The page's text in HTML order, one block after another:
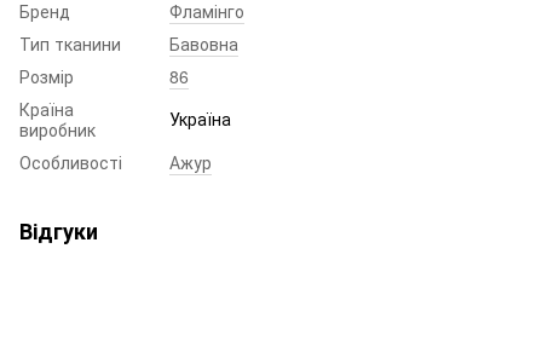
Бренд
Фламінго
Тип тканини
Бавовна
Розмір
86
Країна
виробник
Україна
Особливості
Ажур
Відгуки